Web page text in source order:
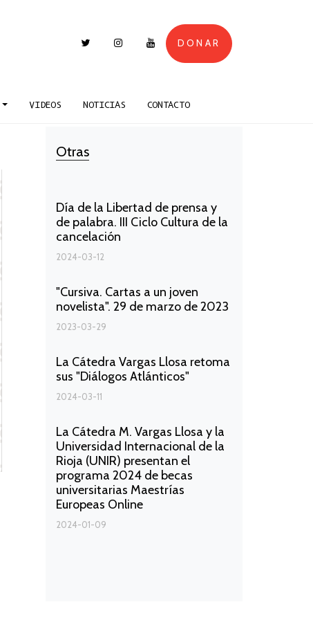
DONAR
VIDEOS NOTICIAS CONTACTO
Otras
Día de la Libertad de prensa y
de palabra. III Ciclo Cultura de la
cancelación
2024-03-12
"Cursiva. Cartas a un joven
novelista". 29 de marzo de 2023
2023-03-29
La Cátedra Vargas Llosa retoma
sus "Diálogos Atlánticos"
2024-03-11
La Cátedra M. Vargas Llosa y la
Universidad Internacional de la
Rioja (UNIR) presentan el
programa 2024 de becas
universitarias Maestrías
Europeas Online
2024-01-09